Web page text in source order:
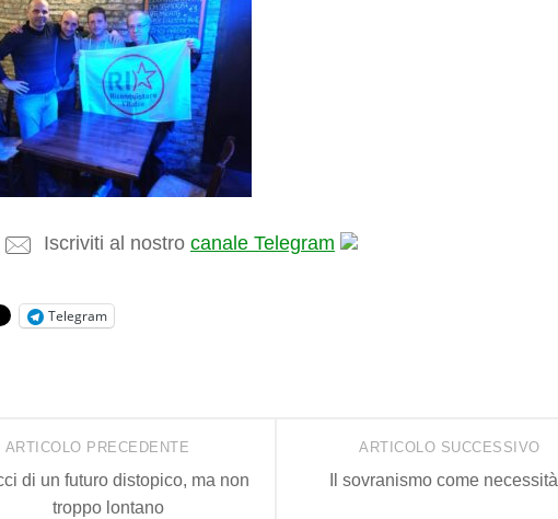
Iscriviti al nostro canale Telegram
Telegram
ARTICOLO SUCCESSIVO
Il sovranismo come necessità
ARTICOLO PRECEDENTE
di un futuro distopico, ma non
troppo lontano